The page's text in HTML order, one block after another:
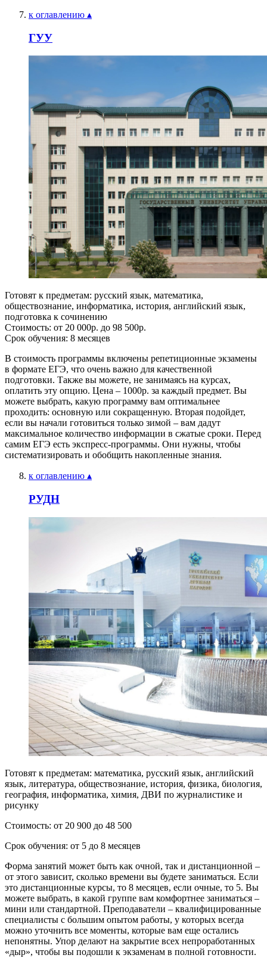
к оглавлению ▴
ГУУ
Готовят к предметам: русский язык, математика,
обществознание, информатика, история, английский язык,
подготовка к сочинению
Стоимость: от 20 000р. до 98 500р.
Срок обучения: 8 месяцев
В стоимость программы включены репетиционные экзамены
в формате ЕГЭ, что очень важно для качественной
подготовки. Также вы можете, не занимаясь на курсах,
оплатить эту опцию. Цена – 1000р. за каждый предмет. Вы
можете выбрать, какую программу вам оптимальнее
проходить: основную или сокращенную. Вторая подойдет,
если вы начали готовиться только зимой – вам дадут
максимальное количество информации в сжатые сроки. Перед
самим ЕГЭ есть экспресс-программы. Они нужны, чтобы
систематизировать и обобщить накопленные знания.
к оглавлению ▴
РУДН
Готовят к предметам: математика, русский язык, английский
язык, литература, обществознание, история, физика, биология,
география, информатика, химия, ДВИ по журналистике и
рисунку
Стоимость: от 20 900 до 48 500
Срок обучения: от 5 до 8 месяцев
Форма занятий может быть как очной, так и дистанционной –
от этого зависит, сколько времени вы будете заниматься. Если
это дистанционные курсы, то 8 месяцев, если очные, то 5. Вы
можете выбрать, в какой группе вам комфортнее заниматься –
мини или стандартной. Преподаватели – квалифицированные
специалисты с большим опытом работы, у которых всегда
можно уточнить все моменты, которые вам еще остались
непонятны. Упор делают на закрытие всех непроработанных
«дыр», чтобы вы подошли к экзаменам в полной готовности.